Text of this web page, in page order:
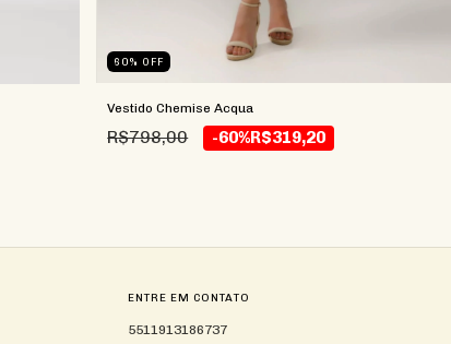
60% OFF
Vestido Chemise Acqua
R$798,00 -60%R$319,20
ENTRE EM CONTATO
5511913186737